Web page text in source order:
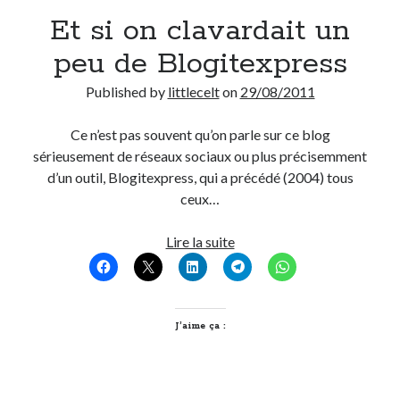
Entretien ménager
T’as vu quoi ? #52
C’était pas mieux avant… à Lyon
AnthonydansComment j’ai opéré ma vélorution toute personnelle
Renaud DucherdansComment j’ai opéré ma vélorution toute
personnelle
Commentaires récents
Entretien ménager dans T’as vu quoi ? #52
Comment j’ai opéré ma vélorution toute personnelle
Et si on clavardait un
peu de Blogitexpress
Published by littlecelton 29/08/2011
Ce n’est pas souvent qu’on parle sur ce blog
sérieusement de réseaux sociaux ou plus précisemment
d’un outil, Blogitexpress, qui a précédé (2004) tous
ceux…
Lire la suiteEt
si
on
J’aime ça :